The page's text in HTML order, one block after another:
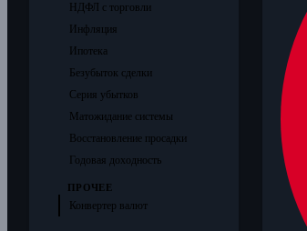
НДФЛ с торговли
Инфляция
Ипотека
Безубыток сделки
Серия убытков
Матожидание системы
Восстановление просадки
Годовая доходность
ПРОЧЕЕ
Конвертер валют